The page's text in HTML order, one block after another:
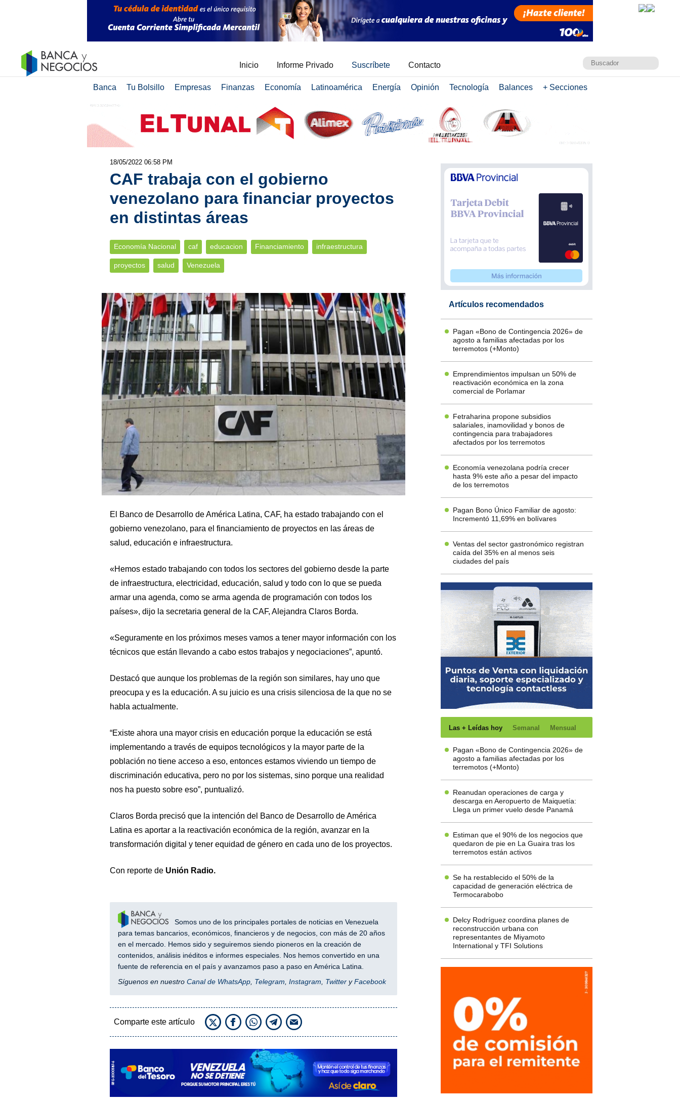
Inicio Informe Privado Suscríbete Contacto
Banca Tu Bolsillo Empresas Finanzas Economía Latinoamérica Energía Opinión Tecnología Balances + Secciones
18/05/2022 06:58 PM
CAF trabaja con el gobierno
venezolano para financiar proyectos
en distintas áreas
Economía Nacional caf educacion Financiamiento infraestructura
proyectos salud Venezuela
El Banco de Desarrollo de América Latina, CAF, ha estado trabajando con el
gobierno venezolano, para el financiamiento de proyectos en las áreas de
salud, educación e infraestructura.
«Hemos estado trabajando con todos los sectores del gobierno desde la parte
de infraestructura, electricidad, educación, salud y todo con lo que se pueda
armar una agenda, como se arma agenda de programación con todos los
países», dijo la secretaria general de la CAF, Alejandra Claros Borda.
«Seguramente en los próximos meses vamos a tener mayor información con los
técnicos que están llevando a cabo estos trabajos y negociaciones”, apuntó.
Destacó que aunque los problemas de la región son similares, hay uno que
preocupa y es la educación. A su juicio es una crisis silenciosa de la que no se
habla actualmente.
“Existe ahora una mayor crisis en educación porque la educación se está
implementando a través de equipos tecnológicos y la mayor parte de la
población no tiene acceso a eso, entonces estamos viviendo un tiempo de
discriminación educativa, pero no por los sistemas, sino porque una realidad
nos ha puesto sobre eso”, puntualizó.
Claros Borda precisó que la intención del Banco de Desarrollo de América
Latina es aportar a la reactivación económica de la región, avanzar en la
transformación digital y tener equidad de género en cada uno de los proyectos.
Con reporte de Unión Radio.
Somos uno de los principales portales de noticias en Venezuela
para temas bancarios, económicos, financieros y de negocios, con más de 20 años
en el mercado. Hemos sido y seguiremos siendo pioneros en la creación de
contenidos, análisis inéditos e informes especiales. Nos hemos convertido en una
fuente de referencia en el país y avanzamos paso a paso en América Latina.
Síguenos en nuestro Canal de WhatsApp, Telegram, Instagram, TwitteryFacebook
Comparte este artículo
Artículos recomendados
Pagan «Bono de Contingencia 2026» de
agosto a familias afectadas por los
terremotos (+Monto)
Emprendimientos impulsan un 50% de
reactivación económica en la zona
comercial de Porlamar
Fetraharina propone subsidios
salariales, inamovilidad y bonos de
contingencia para trabajadores
afectados por los terremotos
Economía venezolana podría crecer
hasta 9% este año a pesar del impacto
de los terremotos
Pagan Bono Único Familiar de agosto:
Incrementó 11,69% en bolívares
Ventas del sector gastronómico registran
caída del 35% en al menos seis
ciudades del país
Las + Leídas hoy Semanal Mensual
Pagan «Bono de Contingencia 2026» de
agosto a familias afectadas por los
terremotos (+Monto)
Reanudan operaciones de carga y
descarga en Aeropuerto de Maiquetía:
Llega un primer vuelo desde Panamá
Estiman que el 90% de los negocios que
quedaron de pie en La Guaira tras los
terremotos están activos
Se ha restablecido el 50% de la
capacidad de generación eléctrica de
Termocarabobo
Delcy Rodríguez coordina planes de
reconstrucción urbana con
representantes de Miyamoto
International y TFI Solutions